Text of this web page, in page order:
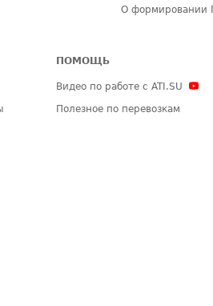
О формировании
ПОМОЩЬ
Видео по работе с ATI.SU
Полезное по перевозкам